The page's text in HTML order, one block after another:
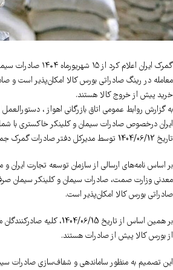
گمرک ایران اعلام کرد
معامله در رینگ صادراتی بورس کالا امکان‌پذیر است و
خرید پیش از خروج کالا هستند.
به گزارش روابط عمومی اتاق بازرگانی اهواز ،
تاریخ 1404/06/12 توسط مدیرکل دفتر صادرات گمرک جمهوری اسلامی ایران ابلاغ شد.
بر اساس نامه‌های ارسالی از سازمان توسعه تجارت ایران
معدنی وزارت صمت، صادرات سیمان و کلینکر سیمان صرفاً
صادراتی بورس کالا امکان‌پذیر است.
بر همین اساس از تاریخ 1404/06/
از بورس کالا پیش از صادرات هستند.
این تصمیم به منظور ساماندهی و شفاف‌سازی صادرات